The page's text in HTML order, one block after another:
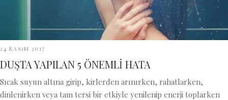
24 Kasım 2017
DUŞTA YAPILAN 5 ÖNEMLİ HATA
Sıcak suyun altına girip, kirlerden arınırken, rahatlarken,
dinlenirken veya tam tersi bir etkiyle yenilenip enerji toplarken